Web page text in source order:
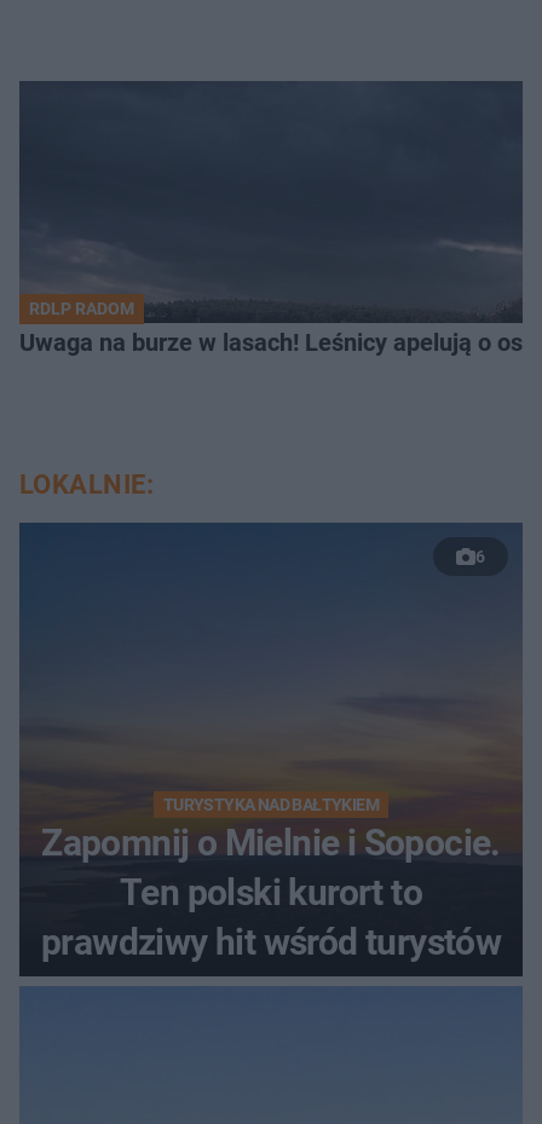
RDLP RADOM
Uwaga na burze w lasach! Leśnicy apelują o
LOKALNIE:
6
TURYSTYKA NAD BAŁTYKIEM
Zapomnij o Mielnie i Sopocie.
Ten polski kurort to
prawdziwy hit wśród turystów